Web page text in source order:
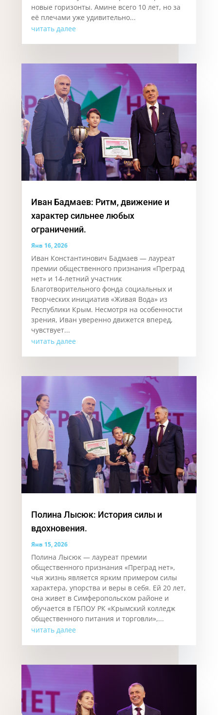
новые горизонты. Аминe всего 10 лет, но за
её плечами уже удивительно...
читать далее
Иван Бадмаев: Ритм, движение и
характер сильнее любых
ограничений.
Янв 16, 2026
Иван Константинович Бадмаев — лауреат
премии общественного признания «Преград
нет» и 14-летний участник
Благотворительного фонда социальных и
творческих инициатив «Живая Вода» из
Республики Крым. Несмотря на особенности
зрения, Иван уверенно движется вперед,
чувствует...
читать далее
Полина Лысюк: История силы и
вдохновения.
Янв 15, 2026
Полина Лысюк — лауреат премии
общественного признания «Преград нет»,
чья жизнь является ярким примером силы
характера, упорства и веры в себя. Ей 20 лет,
она живет в Симферопольском районе и
обучается в ГБПОУ РК «Крымский колледж
общественного питания и торговли»,...
читать далее